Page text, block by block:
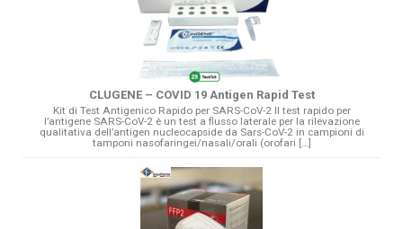
CLUGENE – COVID 19 Antigen Rapid Test
Kit di Test Antigenico Rapido per SARS-CoV-2 Il test rapido per
l’antigene SARS-CoV-2 è un test a flusso laterale per la rilevazione
qualitativa dell’antigen nucleocapside da Sars-CoV-2 in campioni di
tamponi nasofaringei/nasali/orali (orofari […]